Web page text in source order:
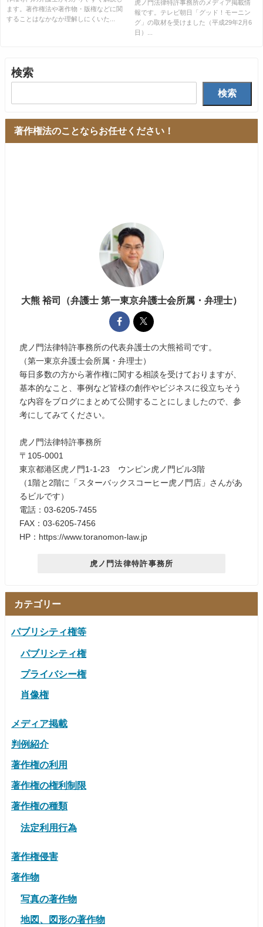
ます。著作権法や著作物・版権などに関
することはなかなか理解しにくいた...
虎ノ門法律特許事務所のメディア掲載情
報です。テレビ朝日「グッド！モーニン
グ」の取材を受けました（平成29年2月6
日）...
検索
検索
著作権法のことならお任せください！
大熊 裕司（弁護士 第一東京弁護士会所属・弁理士）
虎ノ門法律特許事務所の代表弁護士の大熊裕司です。
（第一東京弁護士会所属・弁理士）
毎日多数の方から著作権に関する相談を受けておりますが、
基本的なこと、事例など皆様の創作やビジネスに役立ちそう
な内容をブログにまとめて公開することにしましたので、参
考にしてみてください。
虎ノ門法律特許事務所
〒105-0001
東京都港区虎ノ門1-1-23 ウンピン虎ノ門ビル3階
（1階と2階に「スターバックスコーヒー虎ノ門店」さんがあ
るビルです）
電話：03-6205-7455
FAX：03-6205-7456
HP：https://www.toranomon-law.jp
虎ノ門法律特許事務所
カテゴリー
パブリシティ権等
パブリシティ権
プライバシー権
肖像権
メディア掲載
判例紹介
著作権の利用
著作権の権利制限
著作権の種類
法定利用行為
著作権侵害
著作物
写真の著作物
地図、図形の著作物